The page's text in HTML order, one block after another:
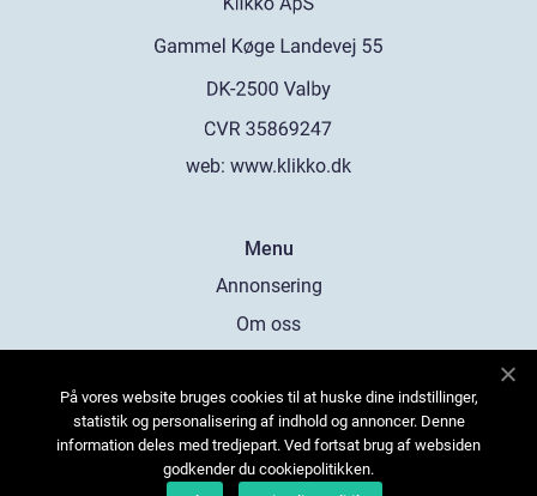
web: www.klikko.dk
Menu
Annonsering
Om oss
Kontakta oss
Sitemap
På vores website bruges cookies til at huske dine indstillinger,
statistik og personalisering af indhold og annoncer. Denne
information deles med tredjepart. Ved fortsat brug af websiden
godkender du cookiepolitikken.